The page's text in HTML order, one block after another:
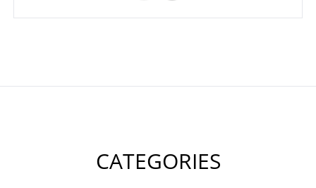
CATEGORIES